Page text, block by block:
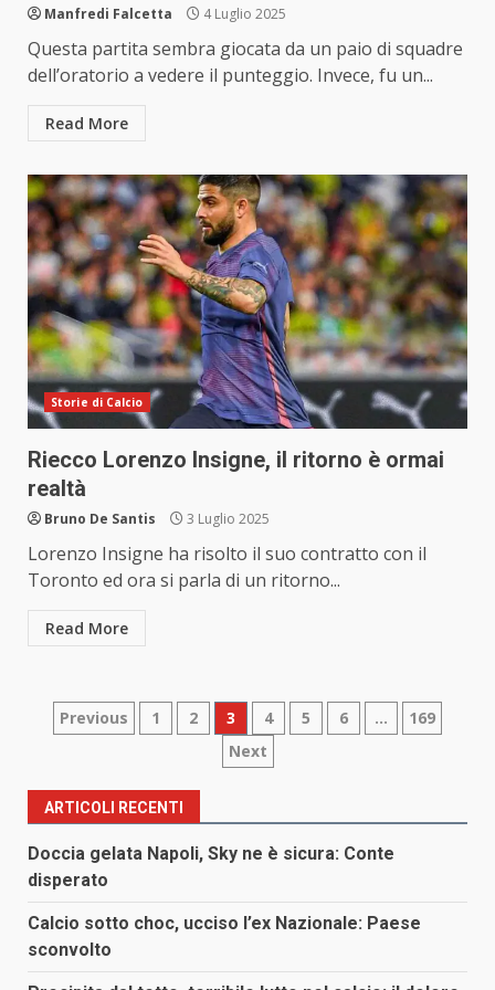
Manfredi Falcetta 4 Luglio 2025
Questa partita sembra giocata da un paio di squadre
dell’oratorio a vedere il punteggio. Invece, fu un...
Read More
Storie di Calcio
Riecco Lorenzo Insigne, il ritorno è ormai
realtà
Bruno De Santis 3 Luglio 2025
Lorenzo Insigne ha risolto il suo contratto con il
Toronto ed ora si parla di un ritorno...
Read More
Paginazione
articoli
Previous 1 2 3 4 5 6 …
169
Next
ARTICOLI RECENTI
Doccia gelata Napoli, Sky ne è sicura: Conte
disperato
Calcio sotto choc, ucciso l’ex Nazionale: Paese
sconvolto